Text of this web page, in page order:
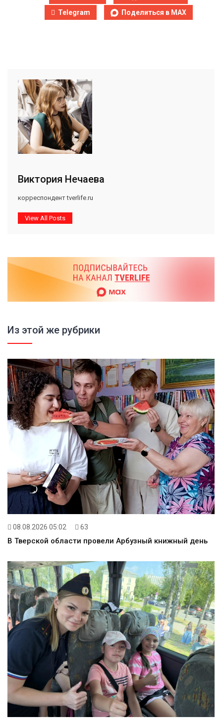
Telegram
Поделиться в MAX
Виктория Нечаева
корреспондент tverlife.ru
View All Posts
Из этой же рубрики
08.08.2026 05:02 63
В Тверской области провели Арбузный книжный день